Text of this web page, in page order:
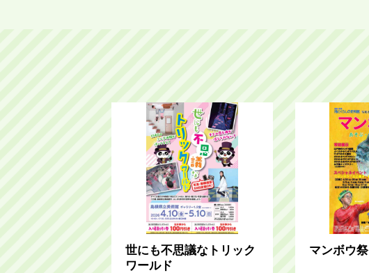
世にも不思議なトリック
ワールド
マンボウ祭